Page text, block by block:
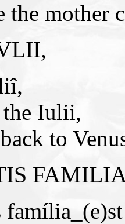
the mother
the Iulii,
to